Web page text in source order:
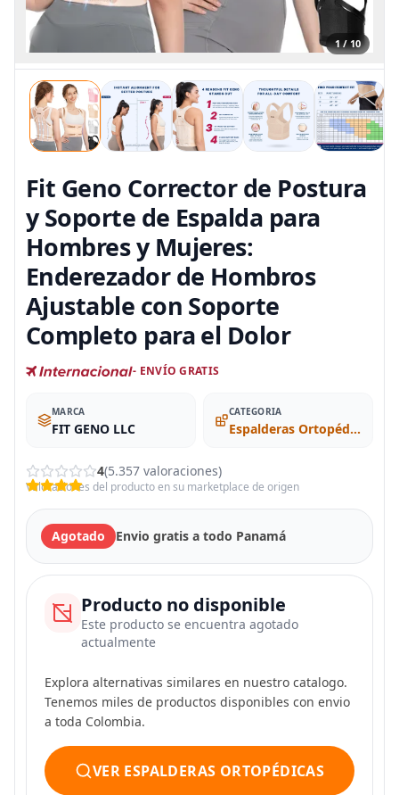
1 / 10
Fit Geno Corrector de Postura
y Soporte de Espalda para
Hombres y Mujeres:
Enderezador de Hombros
Ajustable con Soporte
Completo para el Dolor
- ENVÍO GRATIS
MARCA
FIT GENO LLC
CATEGORIA
Espalderas Ortopédicas
4(5.357 valoraciones)
Valoraciones del producto en su marketplace de origen
Agotado Envio gratis a todo Panamá
Producto no disponible
Este producto se encuentra agotado
actualmente
Explora alternativas similares en nuestro catalogo.
Tenemos miles de productos disponibles con envio
a toda Colombia.
VER ESPALDERAS ORTOPÉDICAS